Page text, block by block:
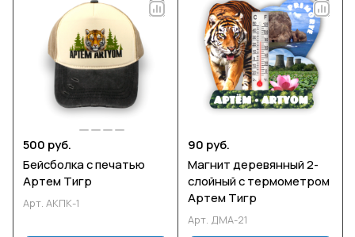
500 руб.
Бейсболка с печатью
Артем Тигр
Арт. АКПК-1
90 руб.
Магнит деревянный 2-
слойный с термометром
Артем Тигр
Арт. ДМА-21